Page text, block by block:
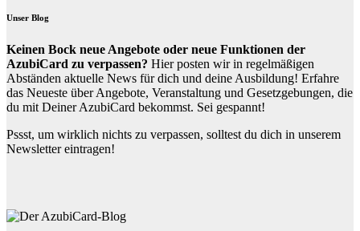
Unser Blog
Keinen Bock neue Angebote oder neue Funktionen der
AzubiCard zu verpassen? Hier posten wir in regelmäßigen
Abständen aktuelle News für dich und deine Ausbildung! Erfahre
das Neueste über Angebote, Veranstaltung und Gesetzgebungen, die
du mit Deiner AzubiCard bekommst. Sei gespannt!
Pssst, um wirklich nichts zu verpassen, solltest du dich in unserem
Newsletter eintragen!